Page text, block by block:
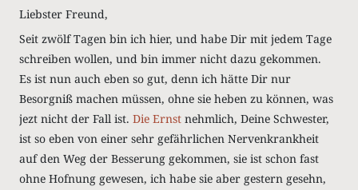
Liebster Freund,
Seit zwölf Tagen bin ich hier, und habe Dir mit jedem Tage
schreiben wollen, und bin immer nicht dazu gekommen.
Es ist nun auch eben so gut, denn ich hätte Dir nur
Besorgniß machen müssen, ohne sie heben zu können, was
jezt nicht der Fall ist. Die Ernst nehmlich, Deine Schwester,
ist so eben von einer sehr gefährlichen Nervenkrankheit
auf den Weg der Besserung gekommen, sie ist schon fast
ohne Hofnung gewesen, ich habe sie aber gestern gesehn,